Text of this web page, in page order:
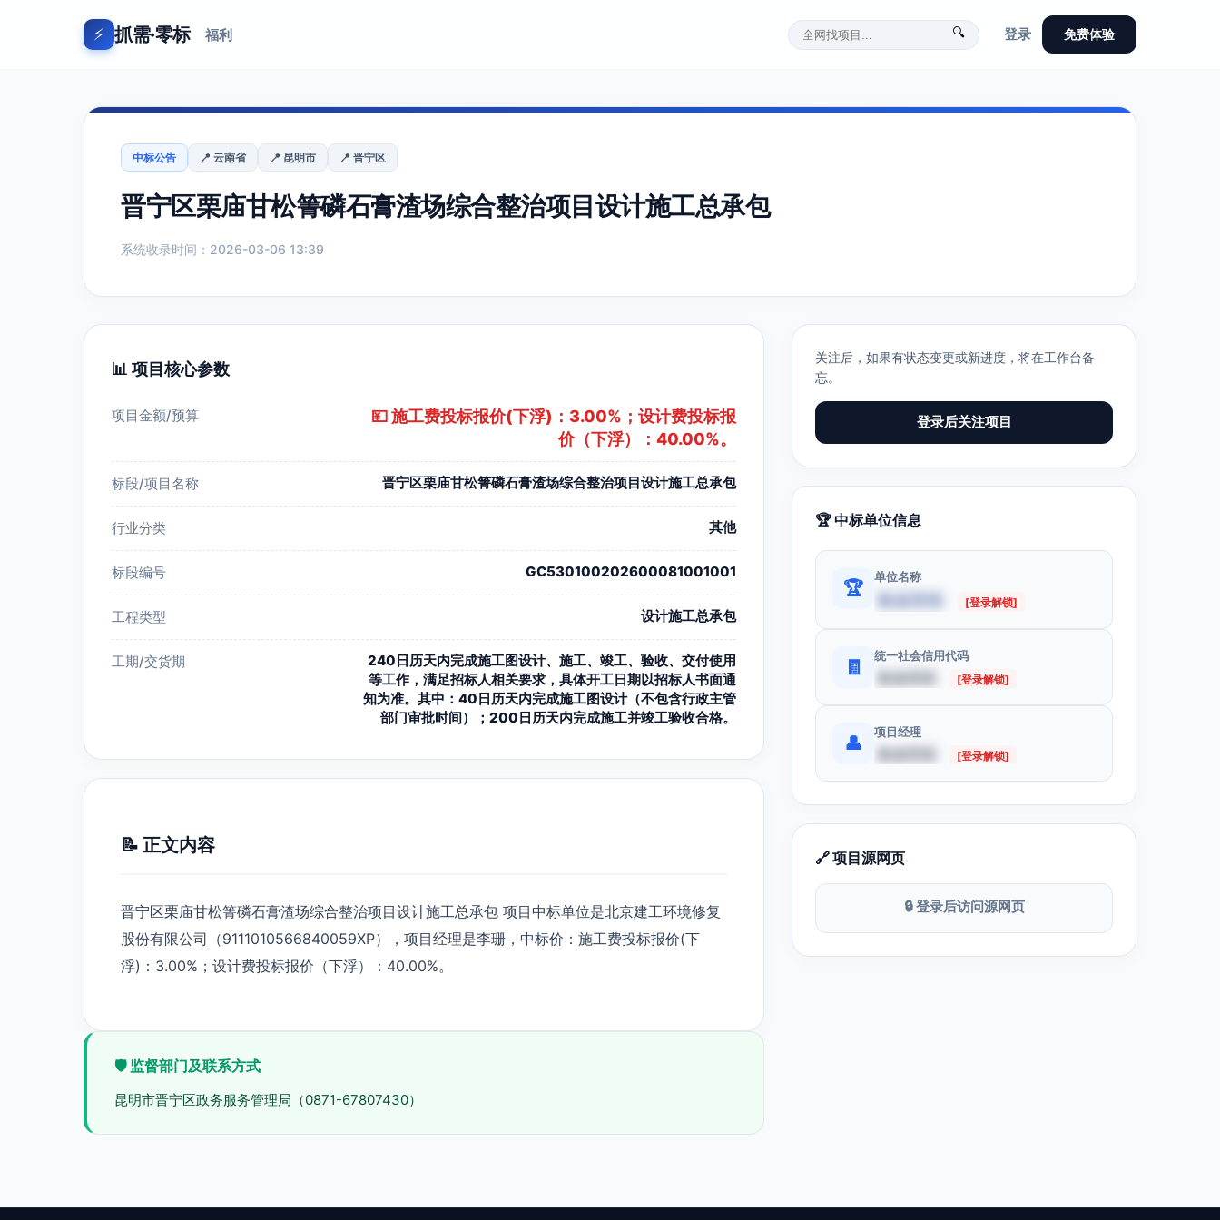
⚡ 抓需·零标 福利 🔍 登录 免费体验
中标公告 📍 云南省 📍 昆明市 📍 晋宁区
晋宁区栗庙甘松箐磷石膏渣场综合整治项目设计施工总承包
系统收录时间：2026-03-06 13:39
📊 项目核心参数
项目金额/预算
💴 施工费投标报价(下浮)：3.00%；设计费投标报
价（下浮）：40.00%。
标段/项目名称 晋宁区栗庙甘松箐磷石膏渣场综合整治项目设计施工总承包
行业分类 其他
标段编号 GC530100202600081001001
工程类型 设计施工总承包
工期/交货期
240日历天内完成施工图设计、施工、竣工、验收、交付使用
等工作，满足招标人相关要求，具体开工日期以招标人书面通
知为准。其中：40日历天内完成施工图设计（不包含行政主管
部门审批时间）；200日历天内完成施工并竣工验收合格。
📝 正文内容
晋宁区栗庙甘松箐磷石膏渣场综合整治项目设计施工总承包 项目中标单位是北京建工环境修复
股份有限公司（9111010566840059XP），项目经理是李珊，中标价：施工费投标报价(下
浮)：3.00%；设计费投标报价（下浮）：40.00%。
🛡️ 监督部门及联系方式
昆明市晋宁区政务服务管理局（0871-67807430）
关注后，如果有状态变更或新进度，将在工作台备
忘。
登录后关注项目
🏆 中标单位信息
🏆
单位名称
[登录解锁]
🧾
统一社会信用代码
[登录解锁]
👤
项目经理
[登录解锁]
🔗 项目源网页
🔒 登录后访问源网页